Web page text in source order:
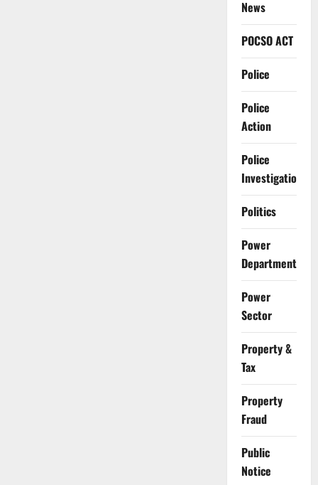
News
POCSO ACT
Police
Police
Action
Police
Investigation
Politics
Power
Department
Power
Sector
Property &
Tax
Property
Fraud
Public
Notice